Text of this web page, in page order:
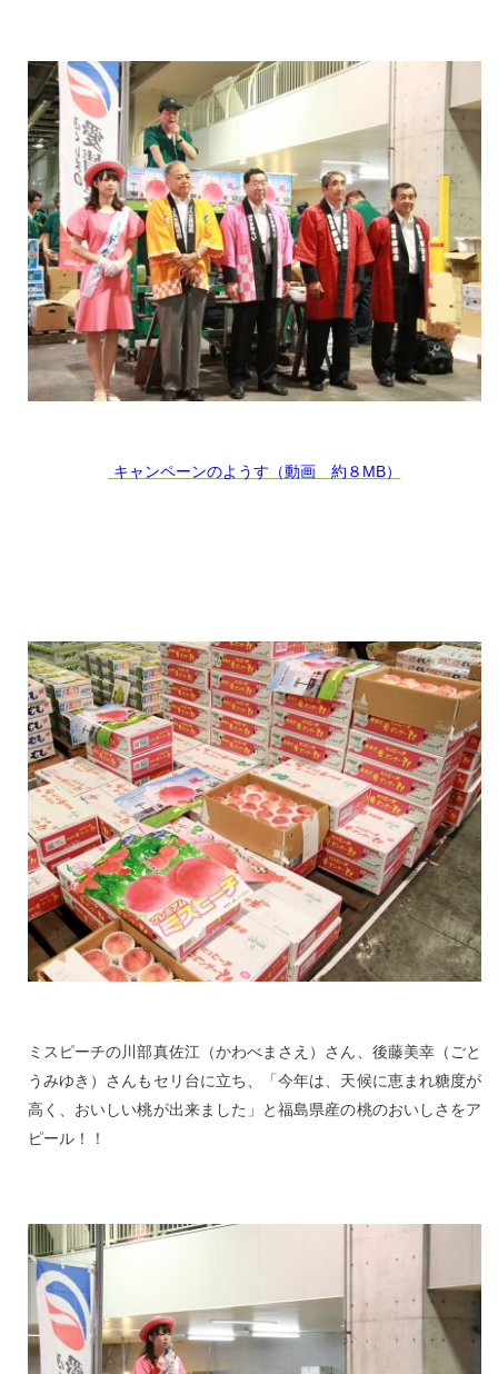
キャンペーンのようす（動画 約８MB）
ミスピーチの川部真佐江（かわべまさえ）さん、後藤美幸（ごと
うみゆき）さんもセリ台に立ち、「今年は、天候に恵まれ糖度が
高く、おいしい桃が出来ました」と福島県産の桃のおいしさをア
ピール！！